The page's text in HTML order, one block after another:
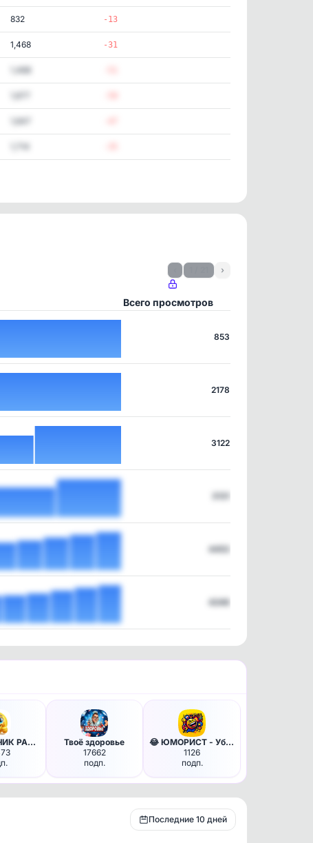
832 -13
1,468 -31
›
Всего просмотров
853
2178
3122
4453
4248
Юмор•ЛУЧИК РАДОСТИ
Твоё здоровье
17662
подп.
😂 ЮМОРИСТ - Убойные Приколы М…
1126
подп.
Последние 10 дней